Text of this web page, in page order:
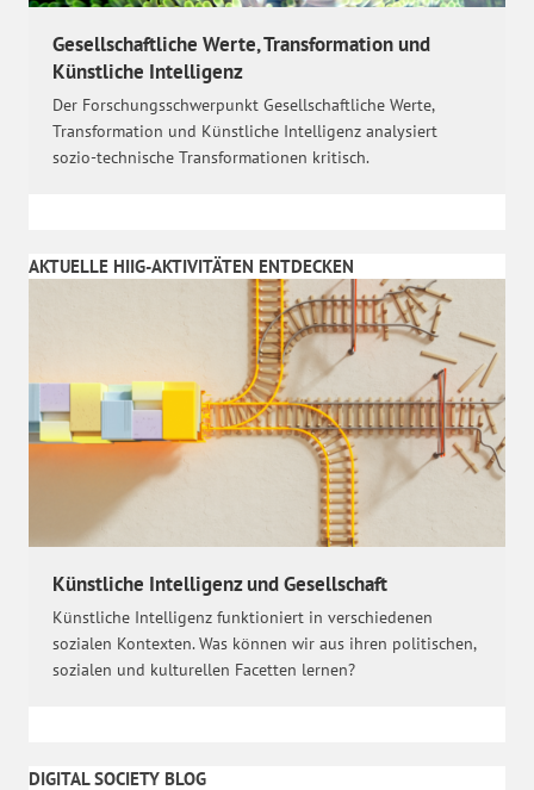
Gesellschaftliche Werte, Transformation und
Künstliche Intelligenz
Der Forschungsschwerpunkt Gesellschaftliche Werte,
Transformation und Künstliche Intelligenz analysiert
sozio-technische Transformationen kritisch.
AKTUELLE HIIG-AKTIVITÄTEN ENTDECKEN
Künstliche Intelligenz und Gesellschaft
Künstliche Intelligenz funktioniert in verschiedenen
sozialen Kontexten. Was können wir aus ihren politischen,
sozialen und kulturellen Facetten lernen?
DIGITAL SOCIETY BLOG